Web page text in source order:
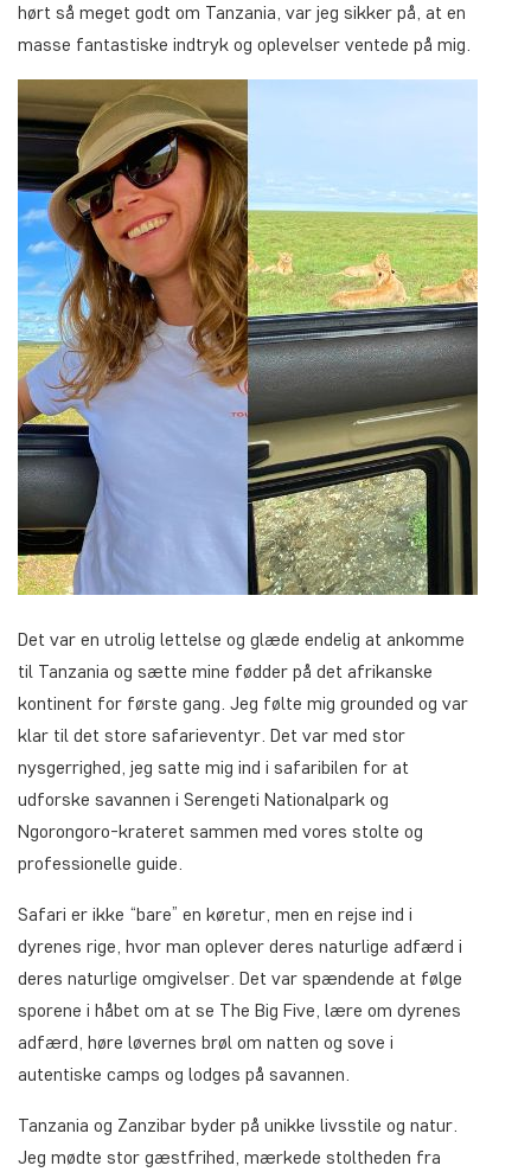
hørt så meget godt om Tanzania, var jeg sikker på, at en
masse fantastiske indtryk og oplevelser ventede på mig.
Det var en utrolig lettelse og glæde endelig at ankomme
til Tanzania og sætte mine fødder på det afrikanske
kontinent for første gang. Jeg følte mig grounded og var
klar til det store safarieventyr. Det var med stor
nysgerrighed, jeg satte mig ind i safaribilen for at
udforske savannen i Serengeti Nationalpark og
Ngorongoro-krateret sammen med vores stolte og
professionelle guide.
Safari er ikke “bare” en køretur, men en rejse ind i
dyrenes rige, hvor man oplever deres naturlige adfærd i
deres naturlige omgivelser. Det var spændende at følge
sporene i håbet om at se The Big Five, lære om dyrenes
adfærd, høre løvernes brøl om natten og sove i
autentiske camps og lodges på savannen.
Tanzania og Zanzibar byder på unikke livsstile og natur.
Jeg mødte stor gæstfrihed, mærkede stoltheden fra